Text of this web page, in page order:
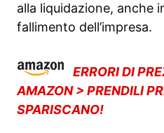
alla liquidazione, anche
fallimento dell’impresa.
ERRORI DI
AMAZON > PRENDILI
SPARISCANO!